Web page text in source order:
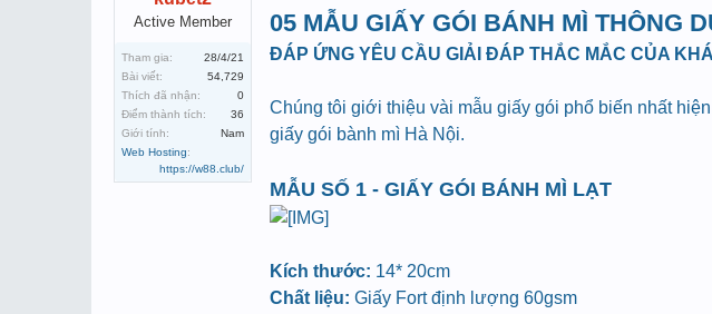
Active Member
Tham gia:
28/4/21
Bài viết:
54,729
Thích đã nhận:
0
Điểm thành tích:
36
Giới tính:
Nam
Web Hosting:
https://w88.club/
05 MẪU GIẤY GÓI BÁNH MÌ THÔNG
ĐÁP ỨNG YÊU CẦU GIẢI ĐÁP THẮC MẮC CỦA
Chúng tôi giới thiệu vài mẫu giấy gói phổ biến nhất
giấy gói bành mì Hà Nội.
MẪU SỐ 1 - GIẤY GÓI BÁNH MÌ LẠT
Kích thước: 14* 20cm
Chất liệu: Giấy Fort định lượng 60gsm